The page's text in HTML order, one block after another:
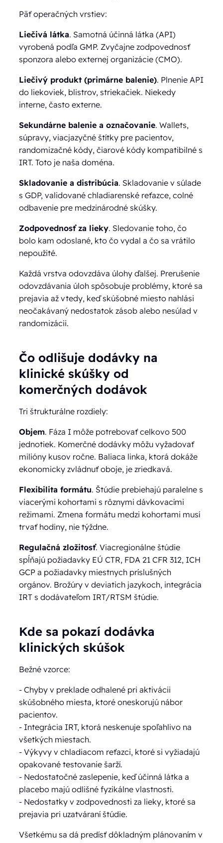
Päť operačných vrstiev:
Liečivá látka. Samotná účinná látka (API)
vyrobená podľa GMP. Zvyčajne zodpovednosť
sponzora alebo externej organizácie (CMO).
Liečivý produkt (primárne balenie). Plnenie API
do liekoviek, blistrov, striekačiek. Niekedy
interne, často externe.
Sekundárne balenie a označovanie. Wallets,
súpravy, viacjazyčné štítky pre pacientov,
randomizačné kódy, čiarové kódy kompatibilné s
IRT. Toto je naša doména.
Skladovanie a distribúcia. Skladovanie v súlade
s GDP, validované chladiarenské reťazce, colné
odbavenie pre medzinárodné skúšky.
Zodpovednosť za lieky. Sledovanie toho, čo
bolo kam odoslané, kto čo vydal a čo sa vrátilo
nepoužité.
Každá vrstva odovzdáva úlohy ďalšej. Prerušenie
odovzdávania úloh spôsobuje problémy, ktoré sa
prejavia až vtedy, keď skúšobné miesto nahlási
neočakávaný nedostatok zásob alebo nesúlad v
randomizácii.
Čo odlišuje dodávky na
klinické skúšky od
komerčných dodávok
Tri štrukturálne rozdiely:
Objem. Fáza I môže potrebovať celkovo 500
jednotiek. Komerčné dodávky môžu vyžadovať
milióny kusov ročne. Baliaca linka, ktorá dokáže
ekonomicky zvládnuť oboje, je zriedkavá.
Flexibilita formátu. Štúdie prebiehajú paralelne s
viacerými kohortami s rôznymi dávkovacími
režimami. Zmena formátu medzi kohortami musí
trvať hodiny, nie týždne.
Regulačná zložitosť. Viacregionálne štúdie
spĺňajú požiadavky EÚ CTR, FDA 21 CFR 312, ICH
GCP a požiadavky miestnych príslušných
orgánov. Brožúry v deviatich jazykoch, integrácia
IRT s dodávateľom IRT/RTSM štúdie.
Kde sa pokazí dodávka
klinických skúšok
Bežné vzorce:
- Chyby v preklade odhalené pri aktivácii
skúšobného miesta, ktoré oneskorujú nábor
pacientov.
- Integrácia IRT, ktorá neskenuje spoľahlivo na
všetkých miestach.
- Výkyvy v chladiacom reťazci, ktoré si vyžiadajú
opakované testovanie šarží.
- Nedostatočné zaslepenie, keď účinná látka a
placebo majú odlišné fyzikálne vlastnosti.
- Nedostatky v zodpovednosti za lieky, ktoré sa
prejavia pri uzatváraní štúdie.
Všetkému sa dá predísť dôkladným plánovaním v